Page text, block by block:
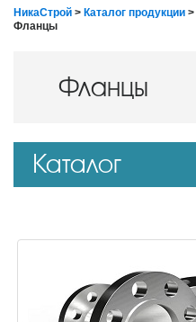
НикаСтрой > Каталог продукции >
Фланцы
Фланцы
Каталог